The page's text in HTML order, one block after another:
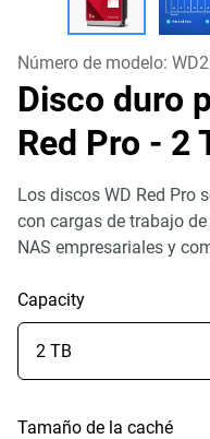
Número de modelo:
Disco duro
Red Pro - 2
Los discos WD Red Pro
con cargas de trabajo
NAS empresariales y
Capacity
Tamaño de la caché